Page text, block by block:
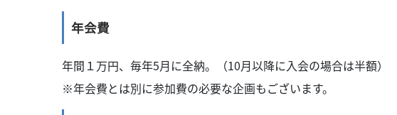
年会費
年間１万円、毎年5月に全納。（10月以降に入会の場合は半額）
※年会費とは別に参加費の必要な企画もございます。